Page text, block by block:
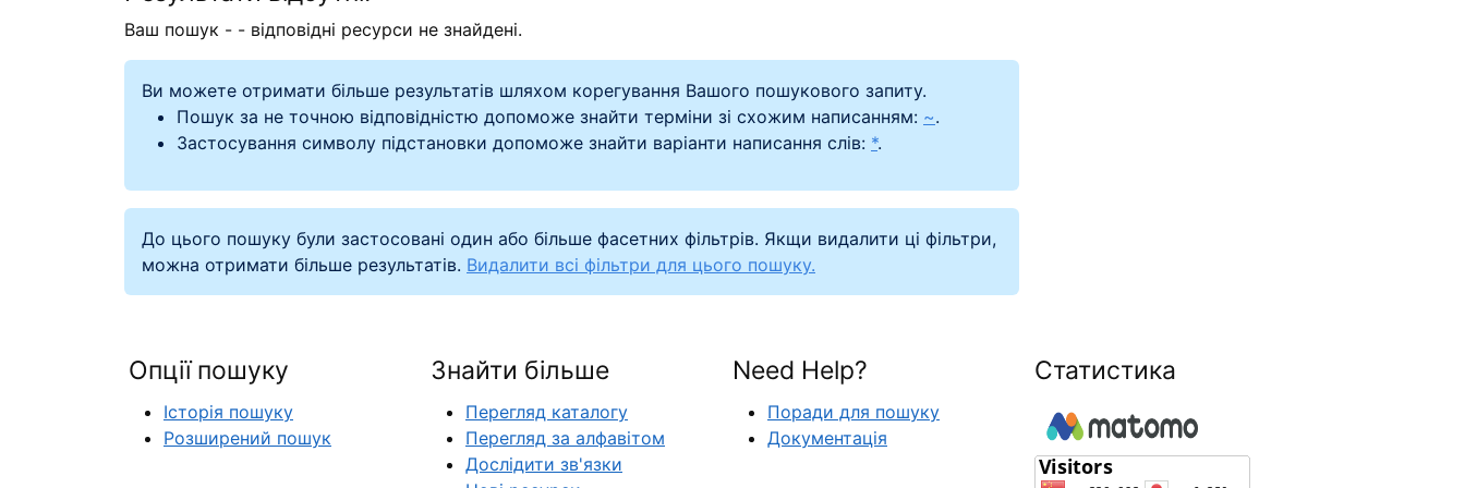
Ваш пошук - - відповідні ресурси не знайдені.
Ви можете отримати більше результатів шляхом корегування Вашого пошукового запиту.
Пошук за не точною відповідністю допоможе знайти терміни зі схожим написанням: ~.
Застосування символу підстановки допоможе знайти варіанти написання слів: *.
До цього пошуку були застосовані один або більше фасетних фільтрів. Якщи видалити ці фільтри,
можна отримати більше результатів. Видалити всі фільтри для цього пошуку.
Опції пошуку
Історія пошуку
Розширений пошук
Знайти більше
Перегляд каталогу
Перегляд за алфавітом
Дослідити зв'язки
Need Help?
Поради для пошуку
Документація
Статистика